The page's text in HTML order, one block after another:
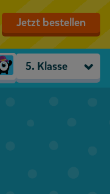
Jetzt bestellen
5. Klasse